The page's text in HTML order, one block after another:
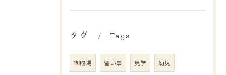
タグ Tags
御殿場 習い事 見学 幼児